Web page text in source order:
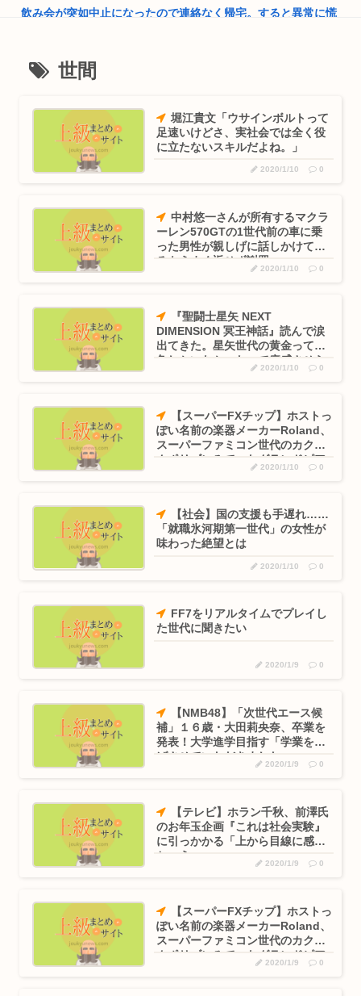
「助けて欲しけりゃきび団子よこしな？」 これ現代だと色々
高市早苗、3000万円以上の高級新公用車を購入させ贅を尽くし
25歳すぎて童貞の人って
韓国人さん、ネトウヨの痛いところを突いてしまう。「日本人
は韓国に...
飲み会が突如中止になったので連絡なく帰宅。すると異常に慌
最近うんこめっちゃ細くて草
私人逮捕や迷惑系が撮り鉄にだけは手を出せない理由
学歴厨「文系なら地方旧帝大よりも早慶の方が上！」←これ
ナイフ犯人！警察官拳銃なしで現行犯逮捕www
29歳バンドマン俺、もうどうやったらバズるのかわからん
女子高生コスプレイヤー、夏の電車が臭くて苦言 「洋服は一回
全部熱...
1浪して法政に入った女さん、ワカッテTVのせいでジサツする
後...
結婚式で嫌いな新郎姉を笑いものにするために新婦が出席者に
宿題やっ...
70過ぎてからドラクエ10を始めたおじさん、急逝したせいで娘
世間
堀江貴文「ウサインボルトって
足速いけどさ、実社会では全く役
に立たないスキルだよね。」
2020/1/10 0
中村悠一さんが所有するマクラ
ーレン570GTの1世代前の車に乗
った男性が親しげに話しかけてく
るもうまく返せず謝罪
2020/1/10 0
『聖闘士星矢 NEXT
DIMENSION 冥王神話』読んで涙
出てきた。星矢世代の黄金って雑
魚しかいなかったって痛感させら
2020/1/10 0
【スーパーFXチップ】ホストっ
ぽい名前の楽器メーカーRoland、
スーパーファミコン世代のカクカ
クポリゴンみてーなグランドピア
2020/1/10 0
【社会】国の支援も手遅れ……
「就職氷河期第一世代」の女性が
味わった絶望とは
2020/1/10 0
FF7をリアルタイムでプレイし
た世代に聞きたい
2020/1/9 0
【NMB48】「次世代エース候
補」１６歳・大田莉央奈、卒業を
発表！大学進学目指す「学業を選
ばさせていただきました」
2020/1/9 0
【テレビ】ホラン千秋、前澤氏
のお年玉企画『これは社会実験』
に引っかかる「上から目線に感じ
ちゃう」
2020/1/9 0
【スーパーFXチップ】ホストっ
ぽい名前の楽器メーカーRoland、
スーパーファミコン世代のカクカ
クポリゴンみてーなグランドピア
2020/1/9 0